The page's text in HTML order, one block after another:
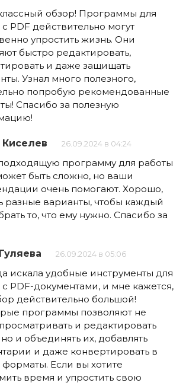
обзор! Программы для
PDF действительно могут
упростить жизнь. Они
быстро редактировать,
и даже защищать
Узнал много полезного,
попробую рекомендованные
Спасибо за полезную
26.09.2024 в 04:24
программу для работы
быть сложно, но ваши
очень помогают. Хорошо,
разные варианты, чтобы каждый
то, что ему нужно. Спасибо за
26.09.2024 в 05:06
искала удобные инструменты для
PDF-документами, и мне кажется,
действительно большой!
программы позволяют не
и редактировать
и объединять их, добавлять
и даже конвертировать в
Если вы хотите
время и упростить свою